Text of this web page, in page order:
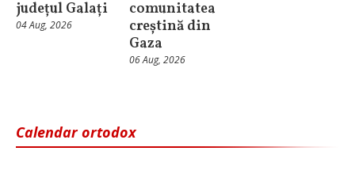
județul Galați
04 Aug, 2026
comunitatea
creștină din
Gaza
06 Aug, 2026
Calendar ortodox